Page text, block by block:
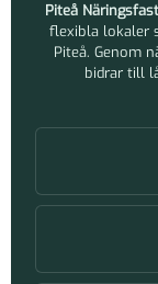
Piteå
flexibla lokaler
Piteå. Genom
bidrar till